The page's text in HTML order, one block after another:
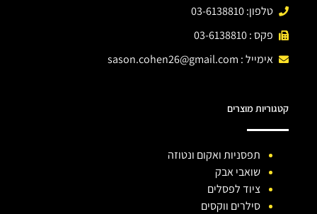
טלפון: 03-6138810
פקס : 03-6138810
אימייל : sason.cohen26@gmail.com
קטגוריות מוצרים
תפסניות ואקום ונטוזה
שואבי אבק
ציוד לפסלים
סילרים ווקסים